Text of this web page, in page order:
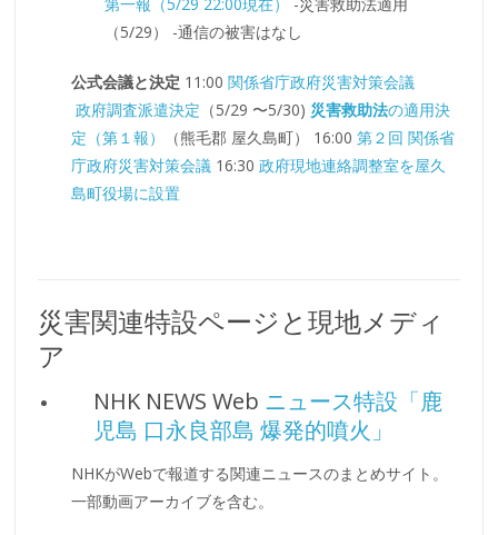
第一報（5/29 22:00現在）
-災害救助法適用
（5/29） -通信の被害はなし
公式会議と決定 11:00関係省庁政府災害対策会議
政府調査派遣決定 （5/29 〜5/30) 災害救助法の適用決
定（第１報）
（熊毛郡 屋久島町） 16:00第２回 関係省
庁政府災害対策会議 16:30政府現地連絡調整室を屋久
島町役場に設置
災害関連特設ページと現地メディ
ア
NHK NEWS Web ニュース特設「鹿
児島 口永良部島 爆発的噴火」
NHKがWebで報道する関連ニュースのまとめサイト。
一部動画アーカイブを含む。